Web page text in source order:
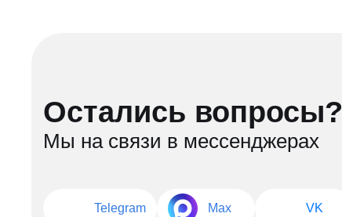
Остались вопросы?
Мы на связи в мессенджерах
Telegram Max VK